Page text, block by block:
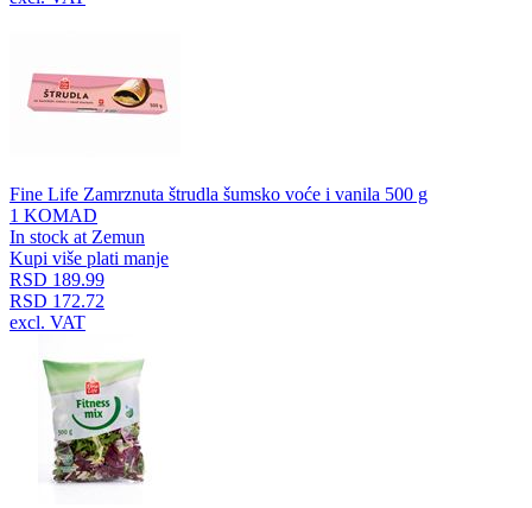
Fine Life Zamrznuta štrudla šumsko voće i vanila 500 g
1 KOMAD
In stock at Zemun
Kupi više plati manje
RSD 189.99
RSD 172.72
excl. VAT